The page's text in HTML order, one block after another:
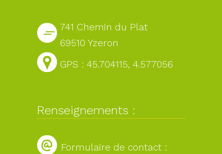
741 Chemin du Plat
69510 Yzeron
GPS : 45.704115, 4.577056
Renseignements :
Formulaire de contact :